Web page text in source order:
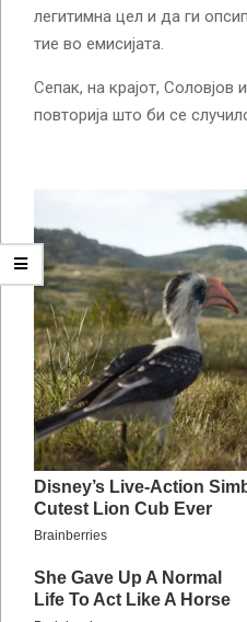
легитимна цел и да ги
тие во емисијата.
Сепак, на крајот, Соловјов
повторија што би се